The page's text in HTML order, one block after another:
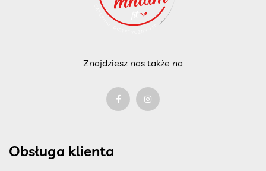
Znajdziesz nas także na
Obsługa klienta